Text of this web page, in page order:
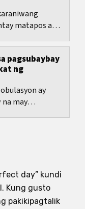
matapos ang
pagsubaybay
ng
ay
may
day” kundi
Kung gusto
pakikipagtalik